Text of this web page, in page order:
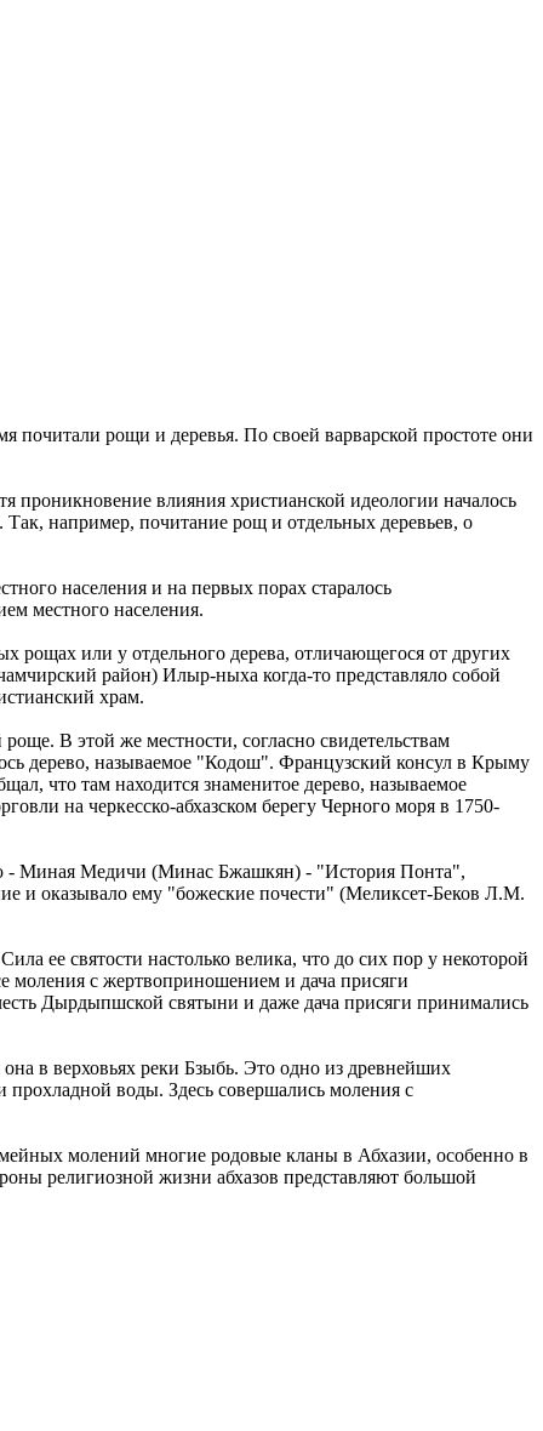
почитали рощи и деревья. По своей варварской простоте они
проникновение влияния христианской идеологии началось
Так, например, почитание рощ и отдельных деревьев, о
населения и на первых порах старалось
местного населения.
рощах или у отдельного дерева, отличающегося от других
район) Илыр-ныха когда-то представляло собой
храм.
В этой же местности, согласно свидетельствам
дерево, называемое "Кодош". Французский консул в Крыму
что там находится знаменитое дерево, называемое
на черкесско-абхазском берегу Черного моря в 1750-
- Миная Медичи (Минас Бжашкян) - "История Понта",
и оказывало ему "божеские почести" (Меликсет-Беков Л.М.
ее святости настолько велика, что до сих пор у некоторой
моления с жертвоприношением и дача присяги
Дырдыпшской святыни и даже дача присяги принимались
в верховьях реки Бзыбь. Это одно из древнейших
прохладной воды. Здесь совершались моления с
молений многие родовые кланы в Абхазии, особенно в
религиозной жизни абхазов представляют большой